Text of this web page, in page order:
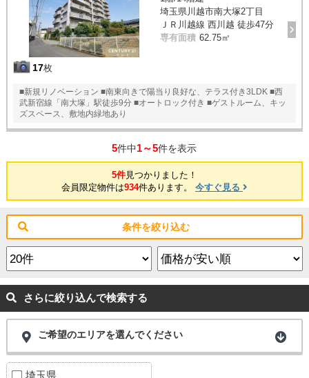
17枚
埼玉県川越市南大塚2丁目
ＪＲ川越線 西川越 徒歩47分
専有面積 62.75㎡
■新規リノベーション ■南東向きで陽当り良好な、テラス付き3LDK ■西
武新宿線「南大塚」駅徒歩9分 ■オートロック付き ■ゲストルーム、キッ
ズスペース、敷地内緑地あり
5件中1～5件を表示
5件見つかりました！
会員限定物件は934件あります。 今すぐ見る
条件を絞り込む
さらに絞り込んで検索する
ご希望のエリアを選んでください
埼玉県